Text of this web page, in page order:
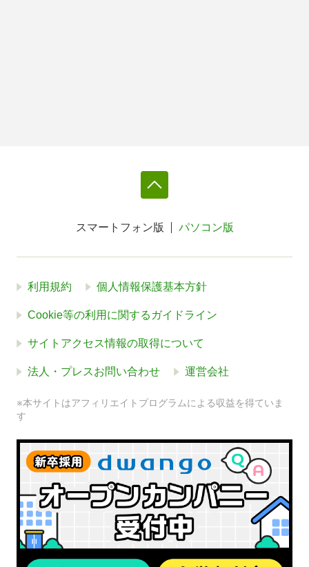
スマートフォン版 パソコン版
利用規約 個人情報保護基本方針
Cookie等の利用に関するガイドライン
サイトアクセス情報の取得について
法人・プレスお問い合わせ 運営会社
※本サイトはアフィリエイトプログラムによる収益を得ていま
す